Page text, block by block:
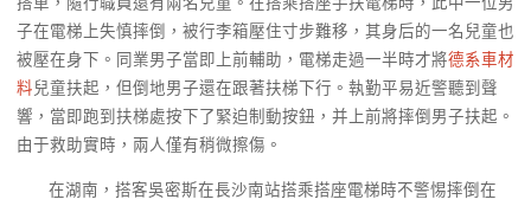
子在電梯上失慎摔倒，被行李箱壓住寸步難移，其身后的一名兒童也
被壓在身下。同業男子當即上前輔助，電梯走過一半時才將德系車材
料兒童扶起，但倒地男子還在跟著扶梯下行。執勤平易近警聽到聲
響，當即跑到扶梯處按下了緊迫制動按鈕，并上前將摔倒男子扶起。
由于救助實時，兩人僅有稍微擦傷。
在湖南，搭客吳密斯在長沙南站搭乘搭座電梯時不警惕摔倒在